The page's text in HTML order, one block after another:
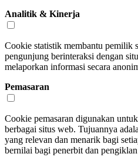
Analitik & Kinerja
Cookie statistik membantu pemilik
pengunjung berinteraksi dengan
melaporkan informasi secara
Pemasaran
Cookie pemasaran digunakan
berbagai situs web. Tujuannya
yang relevan dan menarik bagi
bernilai bagi penerbit dan